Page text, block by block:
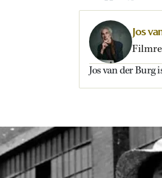
Jos
Jos van der Burg